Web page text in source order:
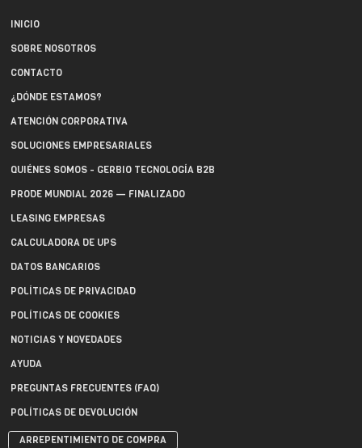
INICIO
SOBRE NOSOTROS
CONTACTO
¿DÓNDE ESTAMOS?
ATENCIÓN CORPORATIVA
SOLUCIONES EMPRESARIALES
QUIÉNES SOMOS - GERBIO TECNOLOGÍA B2B
PRODE MUNDIAL 2026 — FINALIZADO
LEASING EMPRESAS
CALCULADORA DE UPS
DATOS BANCARIOS
POLÍTICAS DE PRIVACIDAD
POLÍTICAS DE COOKIES
NOTICIAS Y NOVEDADES
AYUDA
PREGUNTAS FRECUENTES (FAQ)
POLÍTICAS DE DEVOLUCIÓN
ARREPENTIMIENTO DE COMPRA